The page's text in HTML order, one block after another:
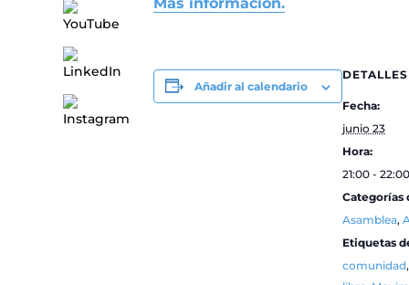
Añadir al calendario
DETALLES
Fecha:
junio 23
Hora:
21:00 - 22:00
Categorías
Asamblea,
Etiquetas
comunidad